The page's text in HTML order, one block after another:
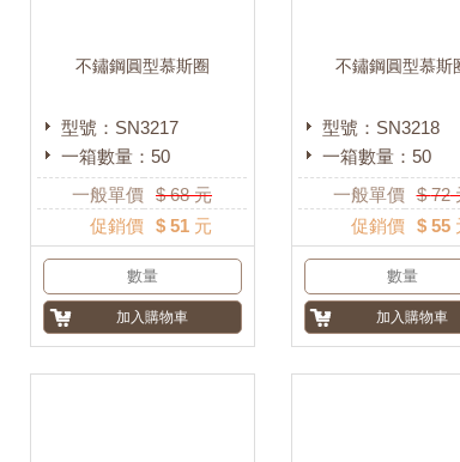
不鏽鋼圓型慕斯圈
型號：SN3217
一箱數量：50
一般單價 $68元
促銷價 $ 51 元
不鏽鋼圓型慕斯
型號：SN3218
一箱數量：50
一般單價 $72
促銷價
$ 55